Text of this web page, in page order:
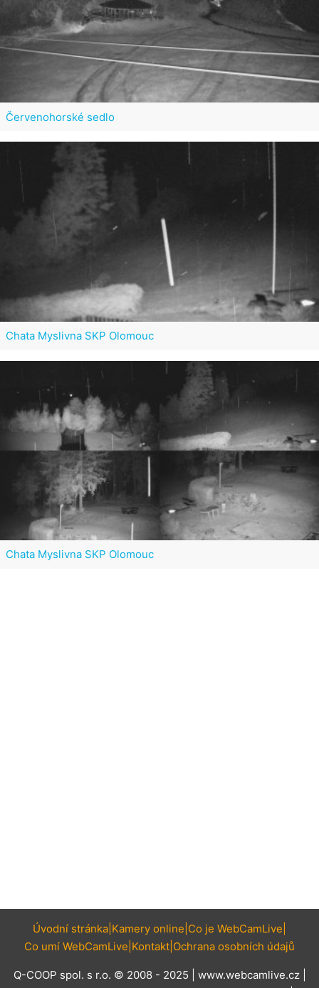
Červenohorské sedlo
Chata Myslivna SKP Olomouc
Chata Myslivna SKP Olomouc
Úvodní stránka Kamery online Co je WebCamLive
Co umí WebCamLive Kontakt Ochrana osobních údajů
Q-COOP spol. s r.o. © 2008 - 2025 | www.webcamlive.cz|